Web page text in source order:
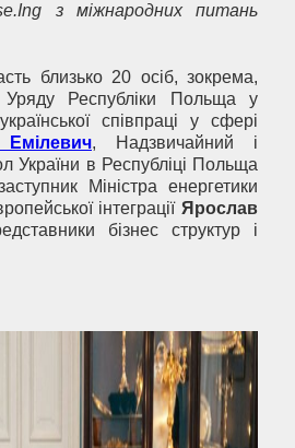
.Ing
з міжнародних питань
близько 20 осіб, зокрема,
Уряду Республіки Польща у
співпраці у сфері
, Надзвичайний і
України в Республіці Польща
Міністра енергетики
інтеграції Ярослав
бізнес структур і